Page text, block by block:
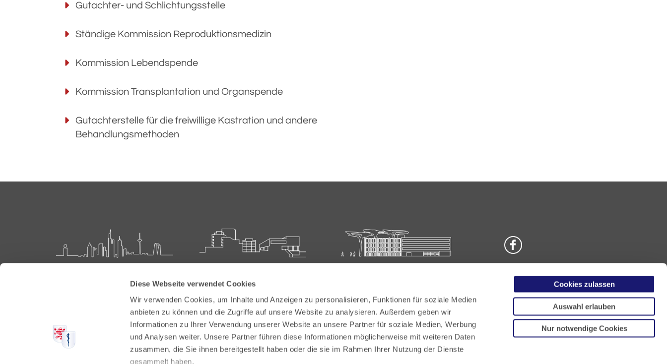
Diese Webseite verwendet Cookies
Wir verwenden Cookies, um Inhalte und Anzeigen zu personalisieren, Funktionen für soziale Medien
anbieten zu können und die Zugriffe auf unsere Website zu analysieren. Außerdem geben wir
Informationen zu Ihrer Verwendung unserer Website an unsere Partner für soziale Medien, Werbung
und Analysen weiter. Unsere Partner führen diese Informationen möglicherweise mit weiteren Daten
zusammen, die Sie ihnen bereitgestellt haben oder die sie im Rahmen Ihrer Nutzung der Dienste
gesammelt haben.
Cookies zulassen
Auswahl erlauben
Nur notwendige Cookies
Gutachter- und Schlichtungsstelle
Ständige Kommission Reproduktionsmedizin
Kommission Lebendspende
Kommission Transplantation und Organspende
Gutachterstelle für die freiwillige Kastration und andere
Behandlungsmethoden
Postfach 60 05 66
60335 Frankfurt
Carl-Oelemann-Weg 5
Tel:+49 6032 782-200
Fax: +49 6032 782-220
Carl-Oelemann-Weg 5
Tel: +49 6032 782-100
Fax: +49 6032 782-180